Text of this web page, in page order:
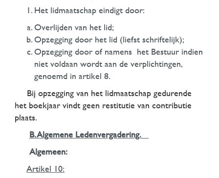
Het lidmaatschap eindigt door:
Overlijden van het lid;
Opzegging door het lid (liefst schriftelijk);
Opzegging door of namens het Bestuur indien
niet voldaan wordt aan de verplichtingen,
genoemd in artikel 8.
Bij opzegging van het lidmaatschap gedurende
het boekjaar vindt geen restitutie van contributie
plaats.
B. Algemene Ledenvergadering.
Algemeen:
Artikel 10: